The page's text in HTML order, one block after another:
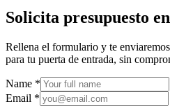
Solicita presupuesto
Rellena el formulario y te
para tu puerta de entrada, sin
Name *
Email *